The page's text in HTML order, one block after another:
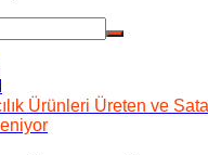
Ürünleri Üreten ve